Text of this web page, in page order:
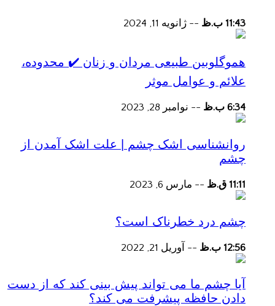
11:43 ب.ظ -- ژانویه 11, 2024
هموگلوبین طبیعی مردان و زنان ✔️ محدوده،
علائم و عوامل موثر
6:34 ب.ظ -- نوامبر 28, 2023
روانشناسی اشک چشم | علت اشک آمدن از
چشم
11:11 ق.ظ -- مارس 6, 2023
چشم درد خطرناک است؟
12:56 ب.ظ -- آوریل 21, 2022
آیا چشم ما می تواند پیش بینی کند که از دست
دادن حافظه پیشرفت می کند؟